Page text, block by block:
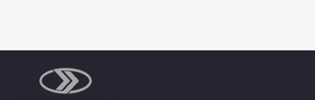
esHedge Trimmer
esElectric Chainsaw